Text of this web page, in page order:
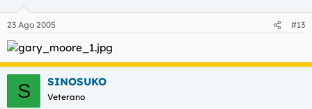
23 Ago 2005 #13
S SINOSUKO
Veterano